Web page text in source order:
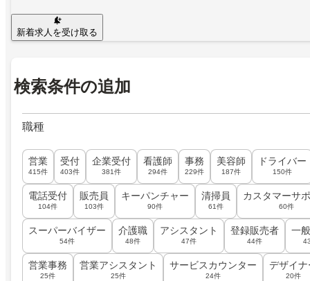
新着求人を受け取る
検索条件の追加
職種
営業
415件
受付
403件
企業受付
381件
看護師
294件
事務
229件
美容師
187件
ドライバー
150件
電話受付
104件
販売員
103件
キーパンチャー
90件
清掃員
61件
カスタマーサ
60件
スーパーバイザー
54件
介護職
48件
アシスタント
47件
登録販売者
44件
一
営業事務
25件
営業アシスタント
25件
サービスカウンター
24件
デザイナ
20件